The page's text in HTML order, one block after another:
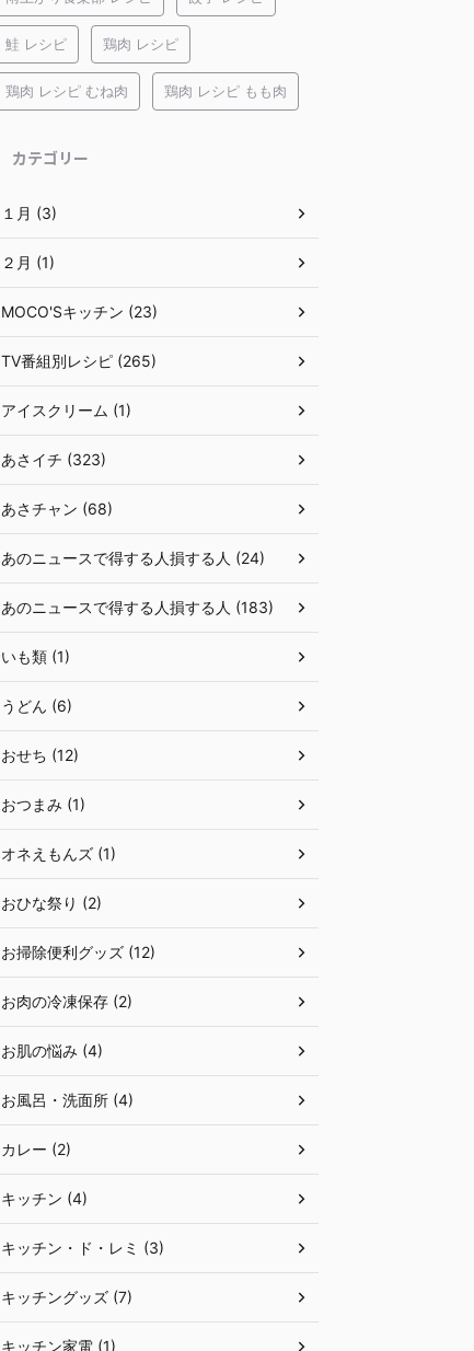
鮭 レシピ 鶏肉 レシピ
鶏肉 レシピ むね肉 鶏肉 レシピ もも肉
カテゴリー
１月 (3)
２月 (1)
MOCO'Sキッチン (23)
TV番組別レシピ (265)
アイスクリーム (1)
あさイチ (323)
あさチャン (68)
あのニュースで得する人損する人 (24)
あのニュースで得する人損する人 (183)
いも類 (1)
うどん (6)
おせち (12)
おつまみ (1)
オネえもんズ (1)
おひな祭り (2)
お掃除便利グッズ (12)
お肉の冷凍保存 (2)
お肌の悩み (4)
お風呂・洗面所 (4)
カレー (2)
キッチン (4)
キッチン・ド・レミ (3)
キッチングッズ (7)
キッチン家電 (1)